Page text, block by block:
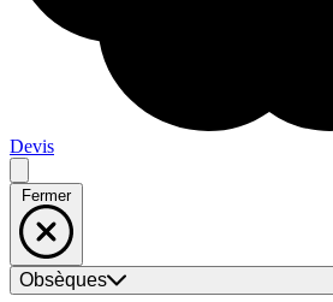
Devis
Fermer
Obsèques